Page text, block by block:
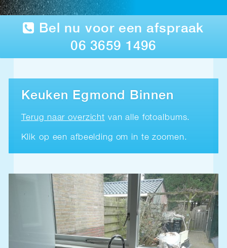
Bel nu voor een afspraak
06 3659 1496
CONTACT
Keuken Egmond Binnen
Terug naar overzicht van alle fotoalbums.
Klik op een afbeelding om in te zoomen.